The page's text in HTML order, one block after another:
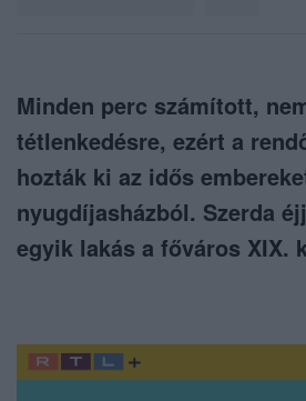
Minden perc számított,
tétlenkedésre, ezért a
hozták ki az idős
nyugdíjasházból. Szerda
egyik lakás a főváros XIX.